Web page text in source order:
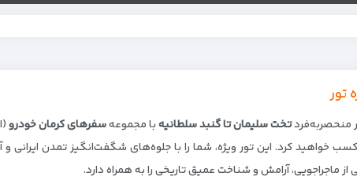
تور
منحصربه‌فردتخت سلیمان تا گنبد سلطانیهبا مجموعهسفرهای کرمان خودرو
کسب خواهید کرد. این تور ویژه، شما را با جلوه‌های شگفت‌انگیز تمدن
از ماجراجویی، آرامش و شناخت عمیق تاریخی را به همراه دارد.